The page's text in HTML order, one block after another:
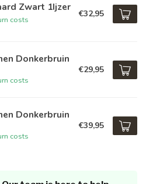
Zwart 1Ijzer
costs
€32,95
Donkerbruin
costs
€29,95
Donkerbruin
costs
€39,95